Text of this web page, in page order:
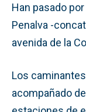
Han pasado
Penalva -
avenida de la
Los
acompañado